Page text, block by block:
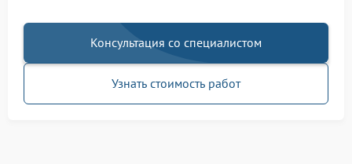
Консультация со специалистом
Узнать стоимость работ